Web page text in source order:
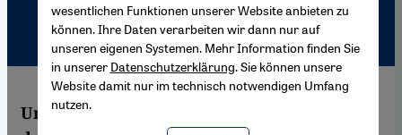
Unter dem Titel "Atomic Fusion" stellen
wesentlichen Funktionen unserer Website anbieten zu
können. Ihre Daten verarbeiten wir dann nur auf
unseren eigenen Systemen. Mehr Information finden Sie
in unserer Datenschutzerklärung. Sie können unsere
Website damit nur im technisch notwendigen Umfang
nutzen.